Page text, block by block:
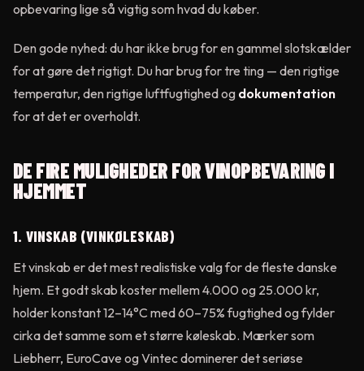
opbevaring lige så vigtig som hvad du køber.
Den gode nyhed: du har ikke brug for en gammel slotskælder
for at gøre det rigtigt. Du har brug for tre ting — den rigtige
temperatur, den rigtige luftfugtighed og dokumentation
for at det er overholdt.
DE FIRE MULIGHEDER FOR VINOPBEVARING I
HJEMMET
1. VINSKAB (VINKØLESKAB)
Et vinskab er det mest realistiske valg for de fleste danske
hjem. Et godt skab koster mellem 4.000 og 25.000 kr,
holder konstant 12–14°C med 60–75% fugtighed og fylder
cirka det samme som et større køleskab. Mærker som
Liebherr, EuroCave og Vintec dominerer det seriøse